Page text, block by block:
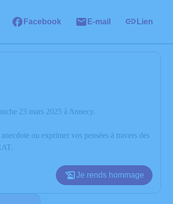
Facebook E-mail Lien
23 mars 2025 à Annecy.
ou exprimer vos pensées à travers des
Je rends hommage